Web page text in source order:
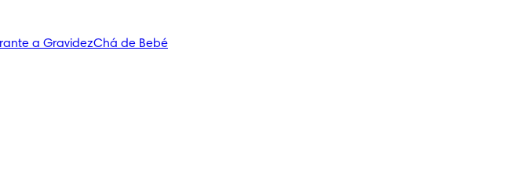
a GravidezChá de Bebé